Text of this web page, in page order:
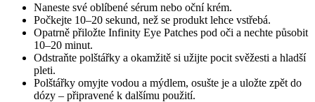
Naneste své oblíbené sérum nebo oční krém.
Počkejte 10–20 sekund, než se produkt lehce vstřebá.
Opatrně přiložte Infinity Eye Patches pod oči a nechte působit
10–20 minut.
Odstraňte polštářky a okamžitě si užijte pocit svěžesti a hladší
pleti.
Polštářky omyjte vodou a mýdlem, osušte je a uložte zpět do
dózy – připravené k dalšímu použití.